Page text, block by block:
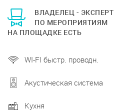
ВЛАДЕЛЕЦ - ЭКСПЕРТ
ПО МЕРОПРИЯТИЯМ
НА ПЛОЩАДКЕ ЕСТЬ
WI-FI быстр. проводн.
Акустическая система
Кухня